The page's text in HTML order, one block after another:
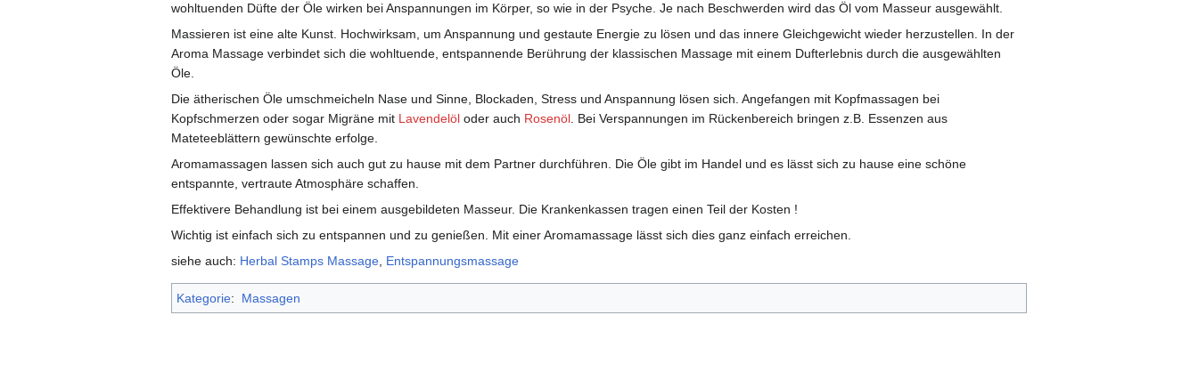
wohltuenden Düfte der Öle wirken bei Anspannungen im Körper, so wie in der Psyche. Je nach Beschwerden wird das Öl vom Masseur ausgewählt.
Massieren ist eine alte Kunst. Hochwirksam, um Anspannung und gestaute Energie zu lösen und das innere Gleichgewicht wieder herzustellen. In der
Aroma Massage verbindet sich die wohltuende, entspannende Berührung der klassischen Massage mit einem Dufterlebnis durch die ausgewählten
Öle.
Die ätherischen Öle umschmeicheln Nase und Sinne, Blockaden, Stress und Anspannung lösen sich. Angefangen mit Kopfmassagen bei
Kopfschmerzen oder sogar Migräne mit Lavendelöl oder auch Rosenöl . Bei Verspannungen im Rückenbereich bringen z.B. Essenzen aus
Mateteeblättern gewünschte erfolge.
Aromamassagen lassen sich auch gut zu hause mit dem Partner durchführen. Die Öle gibt im Handel und es lässt sich zu hause eine schöne
entspannte, vertraute Atmosphäre schaffen.
Effektivere Behandlung ist bei einem ausgebildeten Masseur. Die Krankenkassen tragen einen Teil der Kosten !
Wichtig ist einfach sich zu entspannen und zu genießen. Mit einer Aromamassage lässt sich dies ganz einfach erreichen.
siehe auch: Herbal Stamps Massage Entspannungsmassage
Kategorie: Massagen